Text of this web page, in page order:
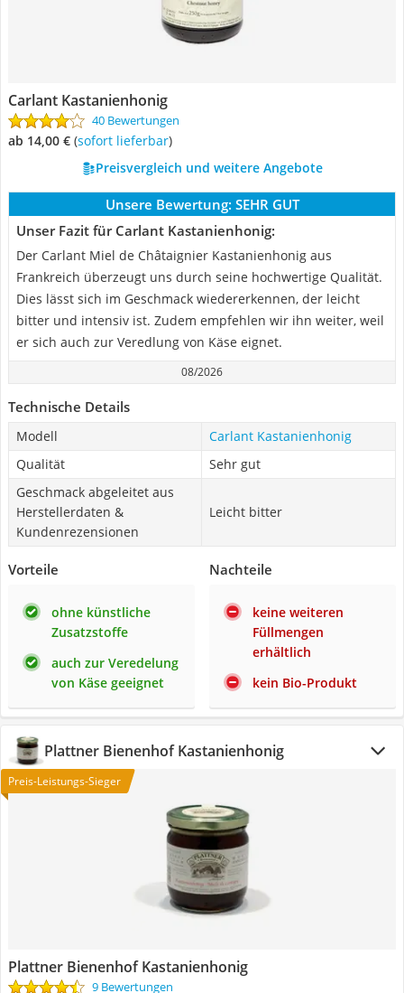
Carlant Kastanienhonig
40 Bewertungen
ab 14,00 € ( Sofort lieferbar)
Preisvergleich und weitere Angebote
Unsere Bewertung: SEHR GUT
Unser Fazit für Carlant Kastanienhonig:
Der Carlant Miel de Châtaignier Kastanienhonig aus
Frankreich überzeugt uns durch seine hochwertige Qualität.
Dies lässt sich im Geschmack wiedererkennen, der leicht
bitter und intensiv ist. Zudem empfehlen wir ihn weiter, weil
er sich auch zur Veredlung von Käse eignet.
08/2026
Technische Details
Modell
Carlant Kastanienhonig
Qualität
Sehr gut
Geschmack abgeleitet aus
Herstellerdaten &
Kundenrezensionen
Leicht bitter
Vorteile
ohne künstliche
Zusatzstoffe
auch zur Veredelung
von Käse geeignet
Nachteile
keine weiteren
Füllmengen
erhältlich
kein Bio-Produkt
Plattner Bienenhof Kastanienhonig
Preis-Leistungs-Sieger
Plattner Bienenhof Kastanienhonig
9 Bewertungen